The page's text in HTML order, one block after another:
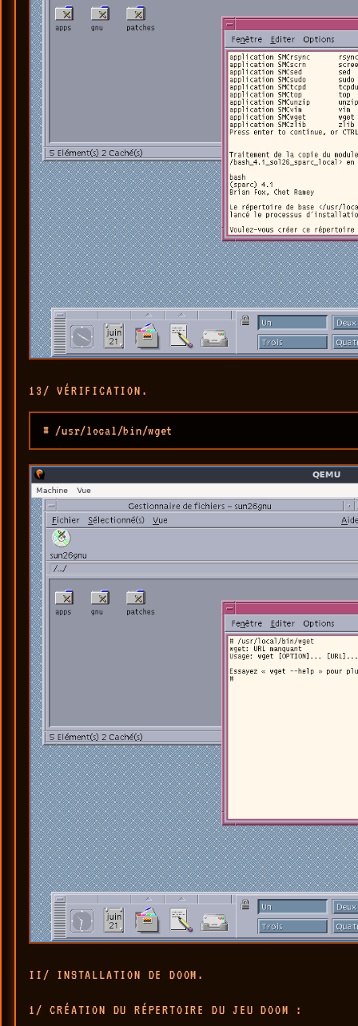
13/ VÉRIFICATION.
# /usr/local/bin/wget
II/ INSTALLATION DE DOOM.
1/ CRÉATION DU RÉPERTOIRE DU JEU DOOM :